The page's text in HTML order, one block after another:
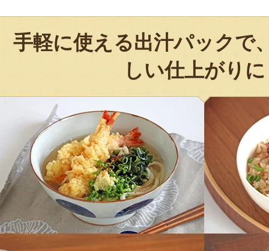
手軽に使える出汁パックで
しい仕上がり